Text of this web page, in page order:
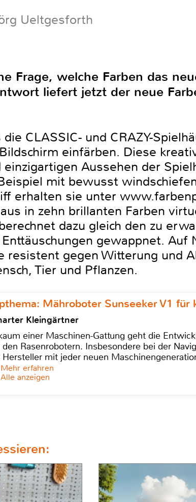
Ueltgesforth
Frage, welche Farben das
liefert jetzt der neue
CLASSIC- und CRAZY-
einfärben. Diese
Aussehen der
mit bewusst
erhalten sie unter
in zehn brillanten Farben
dazu gleich den zu
gewappnet. Auf
resistent gegen Witterung und
Tier und Pflanzen.
Mähroboter Sunseeker V1 für
Kleingärtner
einer Maschinen-Gattung geht die
den Rasenrobotern. Insbesondere bei der
Hersteller mit jeder neuen
erfahren
anzeigen